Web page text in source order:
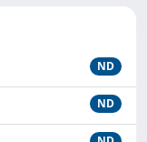
ND
ND